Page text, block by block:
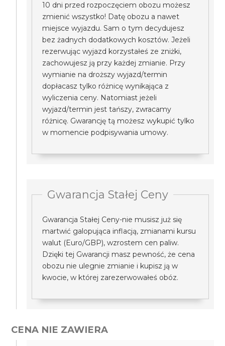
10 dni przed rozpoczęciem obozu możesz
zmienić wszystko! Datę obozu a nawet
miejsce wyjazdu. Sam o tym decydujesz
bez żadnych dodatkowych kosztów. Jeżeli
rezerwując wyjazd korzystałeś ze zniżki,
zachowujesz ją przy każdej zmianie. Przy
wymianie na droższy wyjazd/termin
dopłacasz tylko różnicę wynikająca z
wyliczenia ceny. Natomiast jeżeli
wyjazd/termin jest tańszy, zwracamy
różnicę. Gwarancję tą możesz wykupić tylko
w momencie podpisywania umowy.
Gwarancja Stałej Ceny
Gwarancja Stałej Ceny-nie musisz już się
martwić galopująca inflacją, zmianami kursu
walut (Euro/GBP), wzrostem cen paliw.
Dzięki tej Gwarancji masz pewność, że cena
obozu nie ulegnie zmianie i kupisz ją w
kwocie, w której zarezerwowałeś obóz.
CENA NIE ZAWIERA